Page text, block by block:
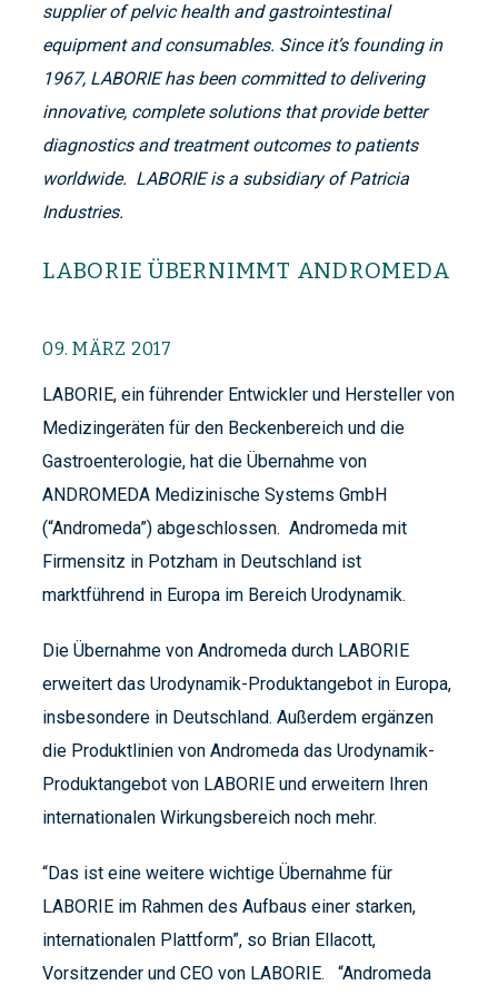
supplier of pelvic health and gastrointestinal
equipment and consumables. Since it’s founding in
1967, LABORIE has been committed to delivering
innovative, complete solutions that provide better
diagnostics and treatment outcomes to patients
worldwide. LABORIE is a subsidiary of Patricia
Industries.
LABORIE ÜBERNIMMT ANDROMEDA
09. MÄRZ 2017
LABORIE, ein führender Entwickler und Hersteller von
Medizingeräten für den Beckenbereich und die
Gastroenterologie, hat die Übernahme von
ANDROMEDA Medizinische Systems GmbH
(“Andromeda”) abgeschlossen. Andromeda mit
Firmensitz in Potzham in Deutschland ist
marktführend in Europa im Bereich Urodynamik.
Die Übernahme von Andromeda durch LABORIE
erweitert das Urodynamik-Produktangebot in Europa,
insbesondere in Deutschland. Außerdem ergänzen
die Produktlinien von Andromeda das Urodynamik-
Produktangebot von LABORIE und erweitern Ihren
internationalen Wirkungsbereich noch mehr.
“Das ist eine weitere wichtige Übernahme für
LABORIE im Rahmen des Aufbaus einer starken,
internationalen Plattform”, so Brian Ellacott,
Vorsitzender und CEO von LABORIE. “Andromeda